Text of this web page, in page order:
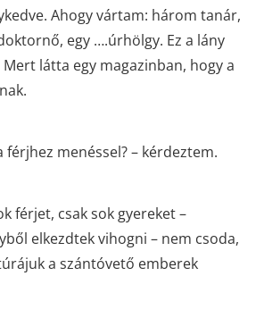
Ahogy vártam: három tanár,
egy ….úrhölgy. Ez a lány
látta egy magazinban, hogy a
férjhez menéssel? – kérdeztem.
férjet, csak sok gyereket –
elkezdtek vihogni – nem csoda,
a szántóvető emberek